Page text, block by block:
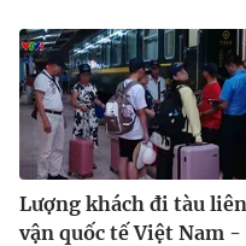
® Cấm sao chép dưới mọi
thuận bằng văn bản. Ghi
thông tin từ website này.
Lượng khách đi tàu liên
vận quốc tế Việt Nam -